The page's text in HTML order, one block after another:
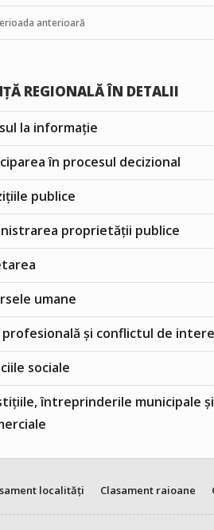
anterioară
REGIONALĂ ÎN DETALII
la informație
în procesul decizional
publice
proprietății publice
umane
profesională și conflictul de
sociale
întreprinderile municipale
localități Clasament raioane